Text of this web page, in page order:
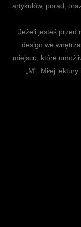
artykułów, porad,
Jeżeli jesteś przed
design we
miejscu, które
„M”. Miłej